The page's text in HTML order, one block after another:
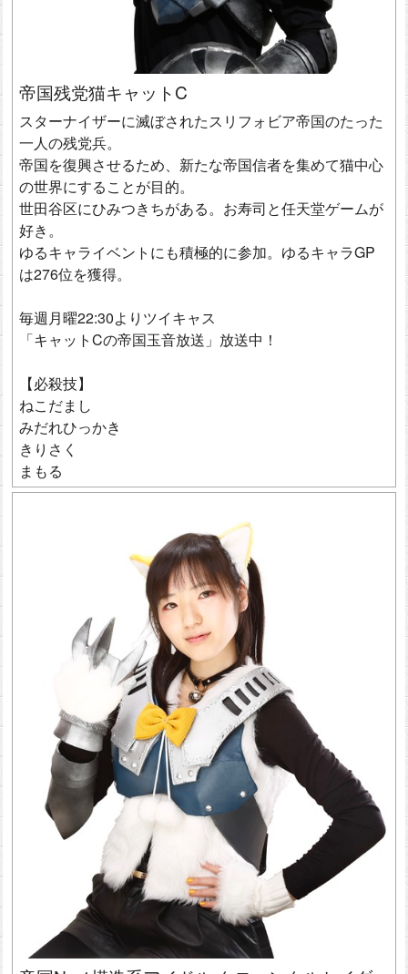
帝国残党猫キャットC
スターナイザーに滅ぼされたスリフォビア帝国のたった
一人の残党兵。
帝国を復興させるため、新たな帝国信者を集めて猫中心
の世界にすることが目的。
世田谷区にひみつきちがある。お寿司と任天堂ゲームが
好き。
ゆるキャライベントにも積極的に参加。ゆるキャラGP
は276位を獲得。
毎週月曜22:30よりツイキャス
「キャットCの帝国玉音放送」放送中！
【必殺技】
ねこだまし
みだれひっかき
きりさく
まもる